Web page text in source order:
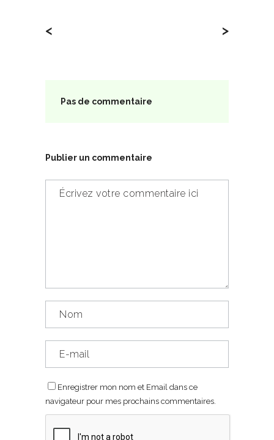
< >
Pas de commentaire
Publier un commentaire
Enregistrer mon nom et Email dans ce
navigateur pour mes prochains commentaires.